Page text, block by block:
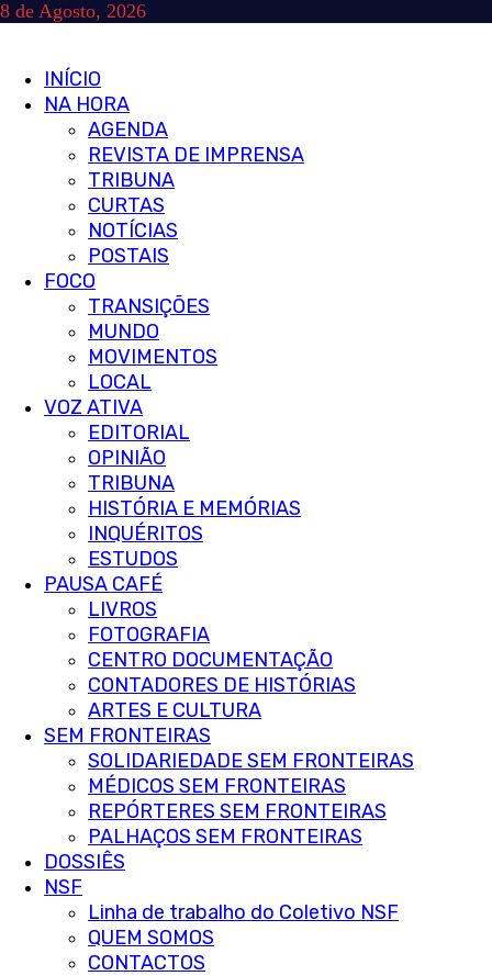
Skip
8 de Agosto, 2026
Primary
Menu
INÍCIO
NA HORA
AGENDA
REVISTA DE IMPRENSA
TRIBUNA
CURTAS
NOTÍCIAS
POSTAIS
FOCO
TRANSIÇÕES
MUNDO
MOVIMENTOS
LOCAL
VOZ ATIVA
EDITORIAL
OPINIÃO
TRIBUNA
HISTÓRIA E MEMÓRIAS
INQUÉRITOS
ESTUDOS
PAUSA CAFÉ
LIVROS
FOTOGRAFIA
CENTRO DOCUMENTAÇÃO
CONTADORES DE HISTÓRIAS
ARTES E CULTURA
SEM FRONTEIRAS
SOLIDARIEDADE SEM FRONTEIRAS
MÉDICOS SEM FRONTEIRAS
REPÓRTERES SEM FRONTEIRAS
PALHAÇOS SEM FRONTEIRAS
DOSSIÊS
NSF
Linha de trabalho do Coletivo NSF
QUEM SOMOS
CONTACTOS